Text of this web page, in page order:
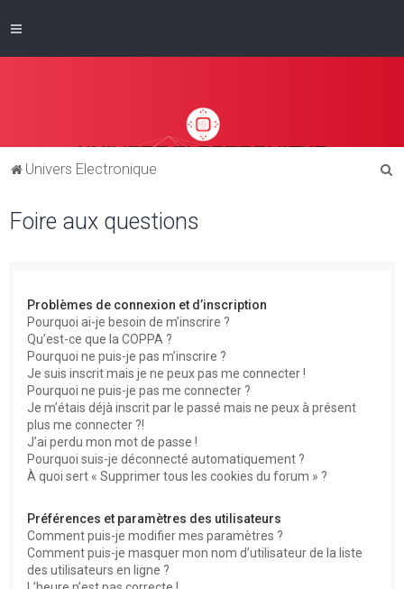
Univers Electronique
Foire aux questions
Problèmes de connexion et d’inscription
Pourquoi ai-je besoin de m’inscrire ?
Qu’est-ce que la COPPA ?
Pourquoi ne puis-je pas m’inscrire ?
Je suis inscrit mais je ne peux pas me connecter !
Pourquoi ne puis-je pas me connecter ?
Je m’étais déjà inscrit par le passé mais ne peux à présent
plus me connecter ?!
J’ai perdu mon mot de passe !
Pourquoi suis-je déconnecté automatiquement ?
À quoi sert « Supprimer tous les cookies du forum » ?
Préférences et paramètres des utilisateurs
Comment puis-je modifier mes paramètres ?
Comment puis-je masquer mon nom d’utilisateur de la liste
des utilisateurs en ligne ?